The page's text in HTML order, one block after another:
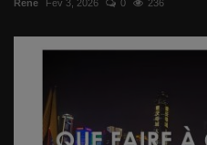
René Fév 3, 2026 0 236